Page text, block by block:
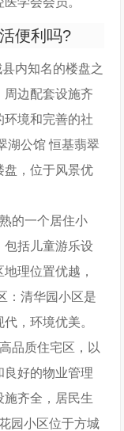
便利吗?
内知名的楼盘之
周边配套设施齐
环境和完善的社
湖公馆 恒基翡翠
盘，位于风景优
的一个居住小
包括儿童游乐设
理位置优越，
：清华园小区是
，环境优美。
品质住宅区，以
良好的物业管理
施齐全，居民生
园小区位于方城